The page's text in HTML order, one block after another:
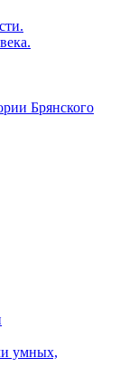
Брянского
умных,